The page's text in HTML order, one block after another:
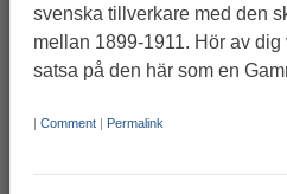
svenska tillverkare med den
mellan 1899-1911. Hör av
satsa på den här som en
| Comment | Permalink